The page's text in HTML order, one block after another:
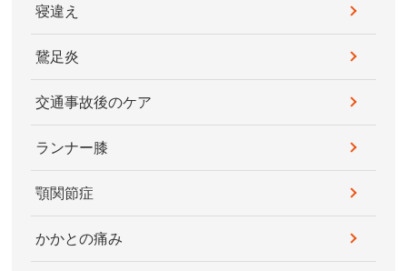
寝違え
鵞足炎
交通事故後のケア
ランナー膝
顎関節症
かかとの痛み